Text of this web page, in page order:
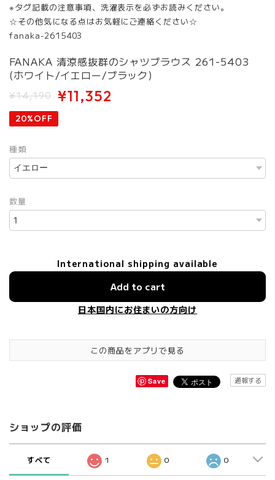
※タグ記載の注意事項、洗濯表示を必ずお読みください。
☆その他気になる点はお気軽にご連絡ください☆
fanaka-2615403
FANAKA 清涼感抜群のシャツブラウス 261-5403
(ホワイト/イエロー/ブラック)
¥14,190 ¥11,352
20%OFF
種類
数量
International shipping available
Add to cart
日本国内にお住まいの方向け
この商品をアプリで見る
Save 通報する
ショップの評価
すべて 1 0 0